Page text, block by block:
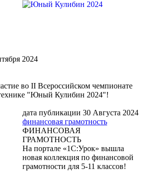
2024
во II Всероссийском чемпионате
"Юный Кулибин 2024"!
дата публикации 30 Августа 2024
финансовая грамотность
ФИНАНСОВАЯ
ГРАМОТНОСТЬ
На портале «1С:Урок» вышла
новая коллекция по финансовой
грамотности для 5-11 классов!